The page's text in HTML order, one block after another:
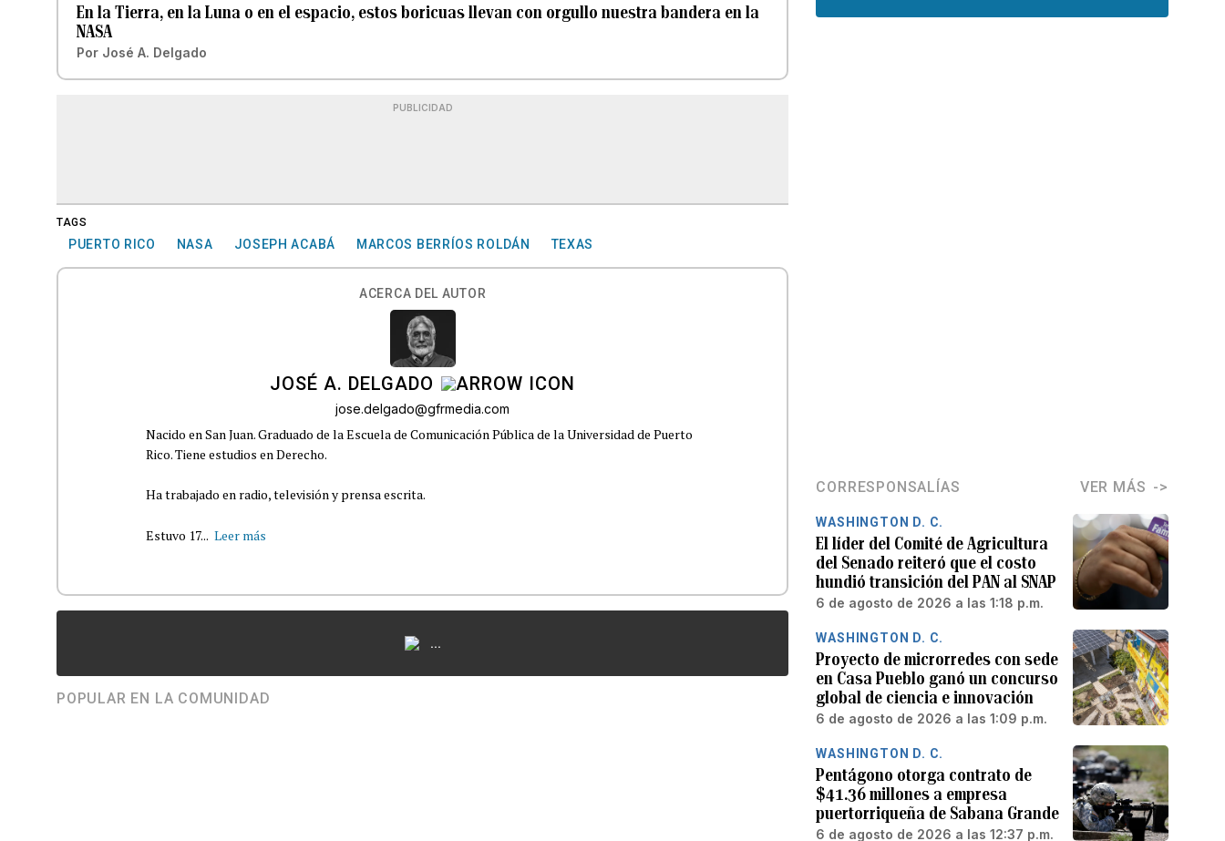
En la Tierra, en la Luna o en el espacio, estos boricuas llevan con orgullo nuestra bandera en la
NASA
Por José A. Delgado
PUBLICIDAD
TAGS
PUERTO RICO NASA JOSEPH ACABÁ MARCOS BERRÍOS ROLDÁN TEXAS
ACERCA DEL AUTOR
JOSÉ A. DELGADO
jose.delgado@gfrmedia.com
Nacido en San Juan. Graduado de la Escuela de Comunicación Pública de la Universidad de Puerto
Rico. Tiene estudios en Derecho.
Ha trabajado en radio, televisión y prensa escrita.
Estuvo 17... Leer más
...
POPULAR EN LA COMUNIDAD
CORRESPONSALÍAS VER MÁS
WASHINGTON D. C.
El líder del Comité de Agricultura
del Senado reiteró que el costo
hundió transición del PAN al SNAP
6 de agosto de 2026 a las 1:18 p.m.
WASHINGTON D. C.
Proyecto de microrredes con sede
en Casa Pueblo ganó un concurso
global de ciencia e innovación
6 de agosto de 2026 a las 1:09 p.m.
WASHINGTON D. C.
Pentágono otorga contrato de
$41.36 millones a empresa
puertorriqueña de Sabana Grande
6 de agosto de 2026 a las 12:37 p.m.